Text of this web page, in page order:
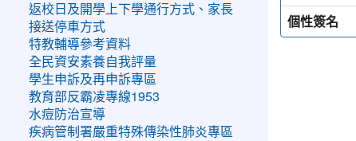
個性簽名
返校日及開學上下學通行方式、家長
接送停車方式
特教輔導參考資料
全民資安素養自我評量
學生申訴及再申訴專區
教育部反霸凌專線1953
水痘防治宣導
疾病管制署嚴重特殊傳染性肺炎專區